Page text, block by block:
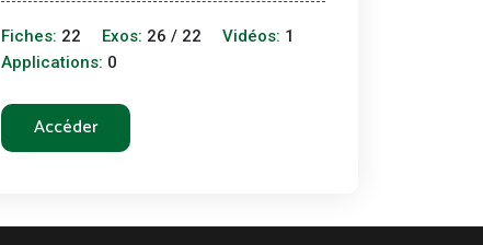
Fiches: 22 Exos: 26 / 22 Vidéos: 1
Applications: 0
Accéder